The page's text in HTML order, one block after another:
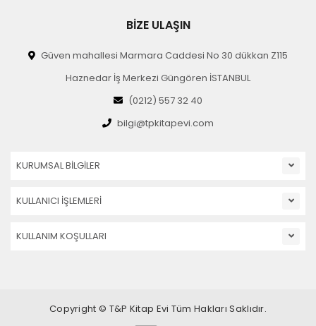
BİZE ULAŞIN
Güven mahallesi Marmara Caddesi No 30 dükkan Z115
Haznedar İş Merkezi Güngören İSTANBUL
(0212) 557 32 40
bilgi@tpkitapevi.com
KURUMSAL BİLGİLER
KULLANICI İŞLEMLERİ
KULLANIM KOŞULLARI
Copyright © T&P Kitap Evi Tüm Hakları Saklıdır.